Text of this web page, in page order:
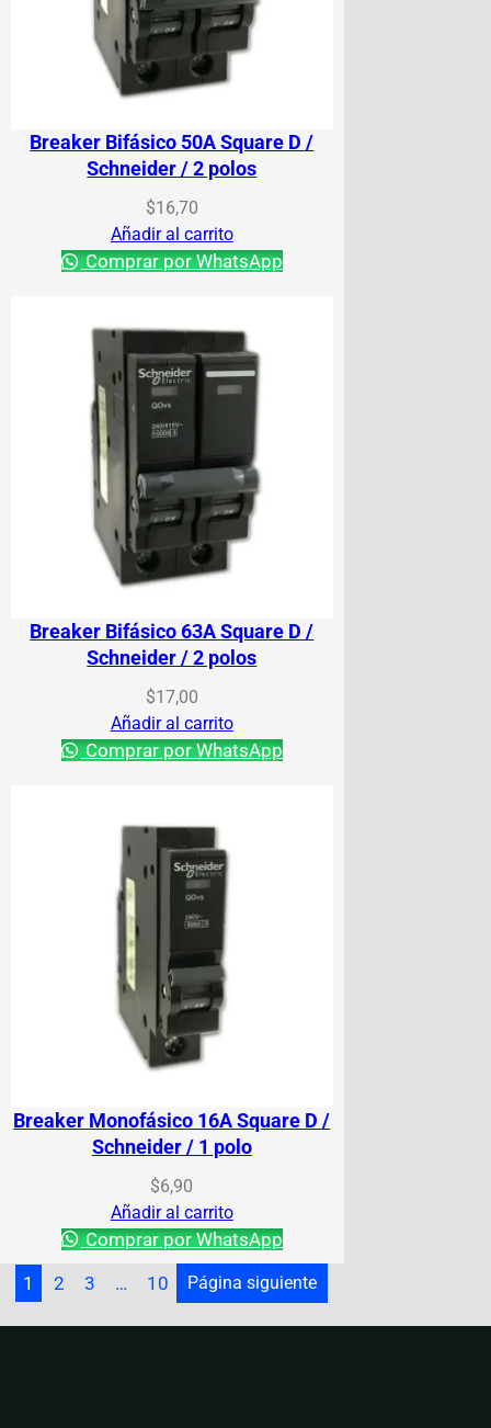
Breaker Bifásico 50A Square D /
Schneider / 2 polos
$16,70
Añadir al carrito
Comprar por WhatsApp
Breaker Bifásico 63A Square D /
Schneider / 2 polos
$17,00
Añadir al carrito
Comprar por WhatsApp
Breaker Monofásico 16A Square D /
Schneider / 1 polo
$6,90
Añadir al carrito
Comprar por WhatsApp
1
2 3 … 10 Página siguiente